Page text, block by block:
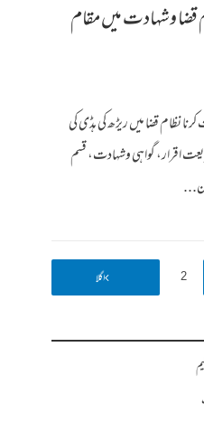
قضا وشہادت میں مقام
قضا میں ریڑھ کی ہڈی کی
اقرار، گواہی وشہادت، قسم
2 اگلا